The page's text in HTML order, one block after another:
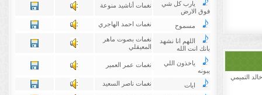
يارب كل شي
فوق الارض
نغمات أناشيد منوعة
مسموح نغمات احمد الهاجري
اللهم انا نشهد
بانك انت الله
نغمات بصوت ماهر
المعيقلي
ياخذون اللي
يبونه
نغمات عمر العمير
ايات نغمات ناصر السعيد
خالد التميمي